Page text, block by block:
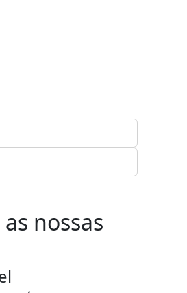
nossas